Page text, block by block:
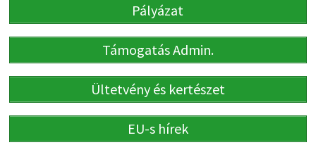
Pályázat
Támogatás Admin.
Ültetvény és kertészet
EU-s hírek